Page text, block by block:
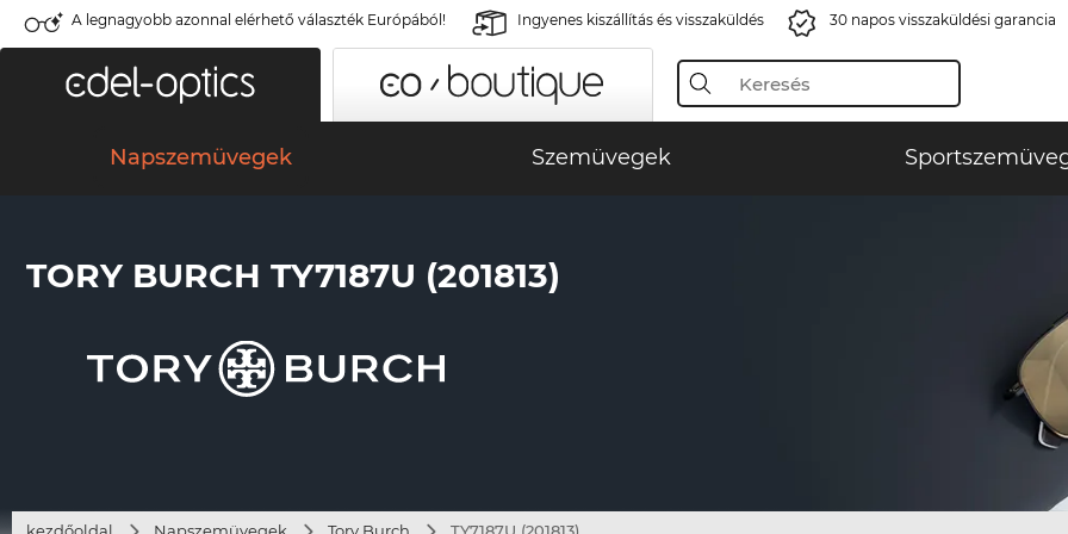
A legnagyobb azonnal elérhető választék Európából! Ingyenes kiszállítás és visszaküldés 30 napos visszaküldési garancia
Napszemüvegek Szemüvegek
TORY BURCH TY7187U (201813)